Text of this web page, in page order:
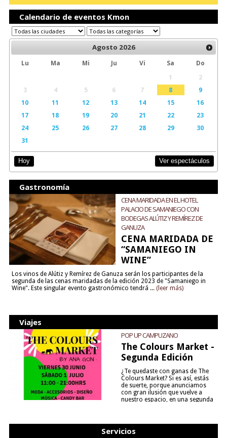
Calendario de eventos Kmon
Agosto 2026
Lu Ma Mi Ju Vi Sa
Do
1
2
3
4 5 6 7 8
9
10
11 12 13 14 15
16
17
18 19 20 21 22
23
24
25 26 27 28 29
30
31
Hoy Ver espectáculos
Gastronomía
CENA MARIDADA EN EL HOTEL
PALACIO DE SAMANIEGO CON
BODEGAS ALÚTIZ Y REMÍREZ DE
GANUZA
CENA MARIDADA DE
“SAMANIEGO IN
WINE”
Los vinos de Alútiz y Remírez de Ganuza serán los participantes de la
segunda de las cenas maridadas de la edición 2023 de "Samaniego in
Wine". Este singular evento gastronómico tendrá ... (leer más)
Viajes
POP UP CAMPUZANO
The Colours Market -
Segunda Edición
¿Te quedaste con ganas de The
Colours Market? Si es así, estás
de suerte, porque anunciamos
con gran ilusión que vuelve a
nuestro espacio, en una segunda
Servicios